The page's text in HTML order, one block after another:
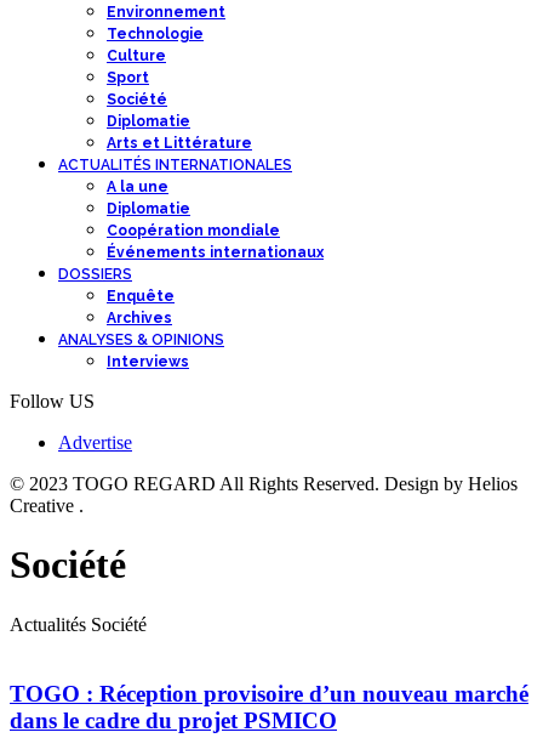
Environnement
Technologie
Culture
Sport
Société
Diplomatie
Arts et Littérature
ACTUALITÉS INTERNATIONALES
A la une
Diplomatie
Coopération mondiale
Événements internationaux
DOSSIERS
Enquête
Archives
ANALYSES & OPINIONS
Interviews
Follow US
Advertise
© 2023 TOGO REGARD All Rights Reserved. Design by Helios
Creative .
Société
Actualités Société
TOGO : Réception provisoire d’un nouveau marché
dans le cadre du projet PSMICO